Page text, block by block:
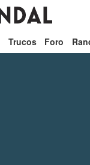
Trucos Foro